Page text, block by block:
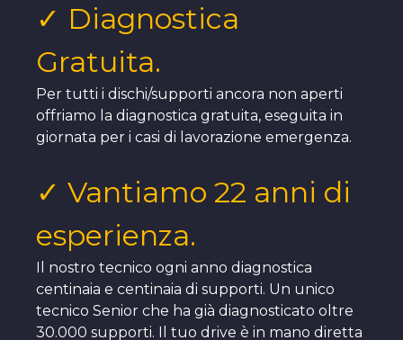
✓ Diagnostica
Gratuita.
Per tutti i dischi/supporti ancora non aperti
offriamo la diagnostica gratuita, eseguita in
giornata per i casi di lavorazione emergenza.
✓ Vantiamo 22 anni di
esperienza.
Il nostro tecnico ogni anno diagnostica
centinaia e centinaia di supporti. Un unico
tecnico Senior che ha già diagnosticato oltre
30.000 supporti. Il tuo drive è in mano diretta